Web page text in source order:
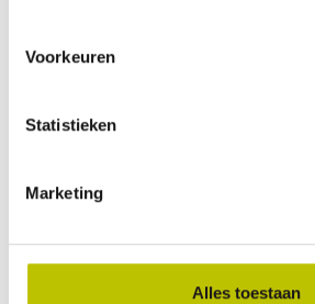
Voorkeuren
Statistieken
Marketing
Alles toestaan
ontwikkeld. Zij geven verder geen
campingmeubel expert heeft de tafel
tafelbladen van Crespo
aluminium waardoor deze minder
geen vuil of water tussen de randen